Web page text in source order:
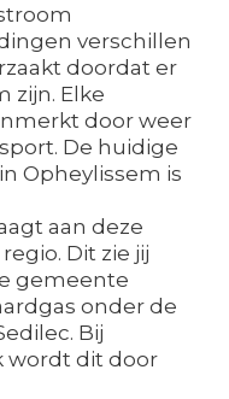
verschillen
doordat er
zijn. Elke
door weer
De huidige
Opheylissem is
aan deze
Dit zie jij
gemeente
onder de
Bij
wordt dit door